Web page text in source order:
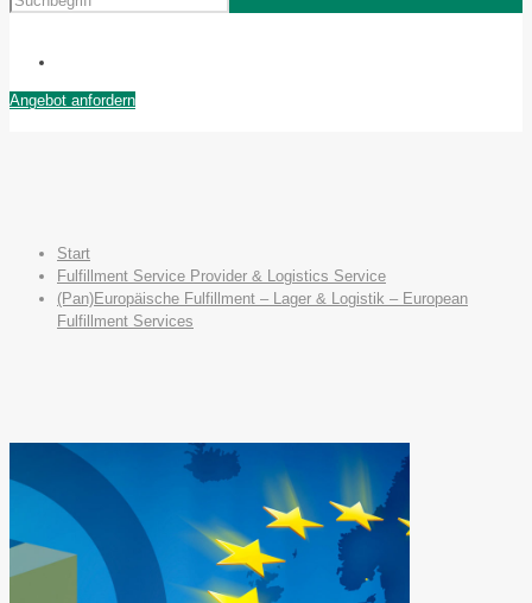
Angebot anfordern
Start
Fulfillment Service Provider & Logistics Service
(Pan)Europäische Fulfillment – Lager & Logistik – European
Fulfillment Services